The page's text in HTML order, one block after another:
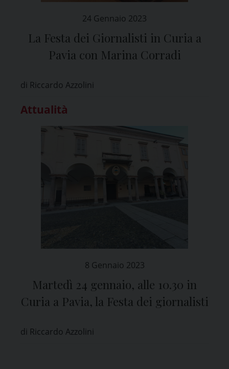
24 Gennaio 2023
La Festa dei Giornalisti in Curia a
Pavia con Marina Corradi
di Riccardo Azzolini
Attualità
8 Gennaio 2023
Martedì 24 gennaio, alle 10.30 in
Curia a Pavia, la Festa dei giornalisti
di Riccardo Azzolini